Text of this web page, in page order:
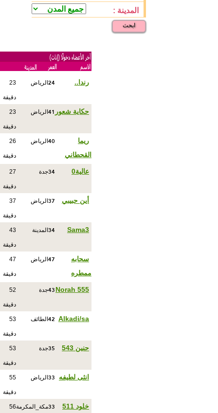
المدينة :
ابحث
رندا.. 24 الرياض 23
دقيقة
حكاية شعور 41 الرياض 23
دقيقة
ريما
القحطاني
40 الرياض 26
دقيقة
عالية0 34جدة 27
دقيقة
أين حبيبي 37 الرياض 37
دقيقة
Sama3
34 المدينة 43
دقيقة
سحابه
ممطره
47 الرياض 47
دقيقة
Norah 555
43جدة 52
دقيقة
Alkadi/sa
42 الطائف 53
دقيقة
حنين 543 35جدة 53
دقيقة
انثى لطيفه 33 الرياض 55
دقيقة
خلود 511 33مكة_المكرمة56